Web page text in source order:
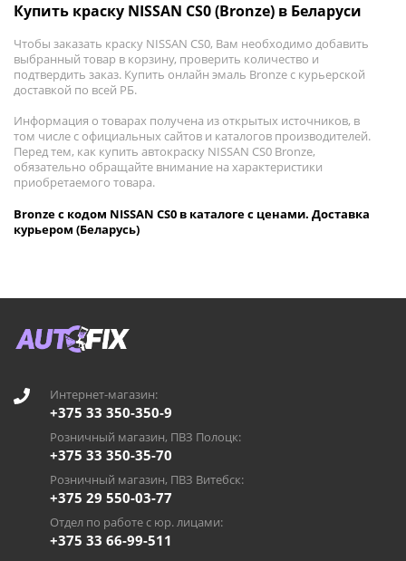
Купить краску NISSAN CS0 (Bronze) в Беларуси
Чтобы заказать краску NISSAN CS0, Вам необходимо добавить
выбранный товар в корзину, проверить количество и
подтвердить заказ. Купить онлайн эмаль Bronze с курьерской
доставкой по всей РБ.
Информация о товарах получена из открытых источников, в
том числе с официальных сайтов и каталогов производителей.
Перед тем, как купить автокраску NISSAN CS0 Bronze,
обязательно обращайте внимание на характеристики
приобретаемого товара.
Bronze с кодом NISSAN CS0 в каталоге с ценами. Доставка
курьером (Беларусь)
Интернет-магазин:
+375 33 350-350-9
Розничный магазин, ПВЗ Полоцк:
+375 33 350-35-70
Розничный магазин, ПВЗ Витебск:
+375 29 550-03-77
Отдел по работе с юр. лицами:
+375 33 66-99-511